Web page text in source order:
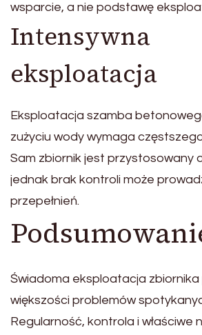
wsparcie, a nie podstawę
Intensywna
eksploatacja
Eksploatacja szamba
zużyciu wody wymaga
Sam zbiornik jest przystosowany
jednak brak kontroli może
przepełnień.
Świadoma eksploatacja
większości problemów
Regularność, kontrola i właściwe